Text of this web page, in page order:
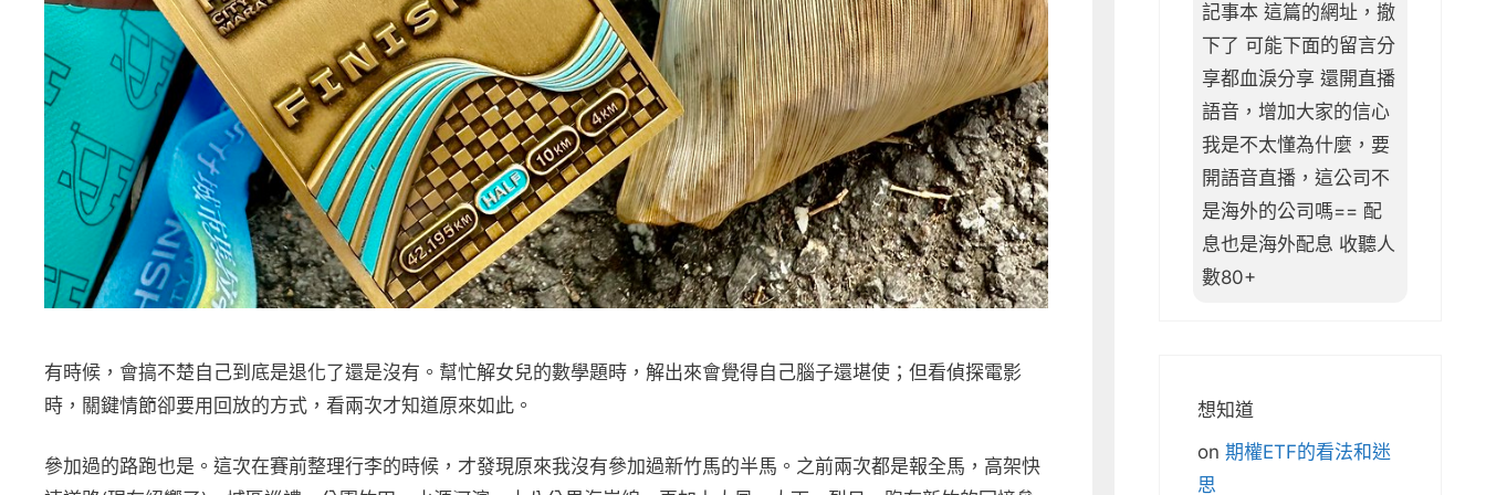
有時候，會搞不楚自己到底是退化了還是沒有。幫忙解女兒的數學題時，解出來會覺得自己腦子還堪使；但看偵探電影
時，關鍵情節卻要用回放的方式，看兩次才知道原來如此。
參加過的路跑也是。這次在賽前整理行李的時候，才發現原來我沒有參加過新竹馬的半馬。之前兩次都是報全馬，高架快
記事本 這篇的網址，撤
下了 可能下面的留言分
享都血淚分享 還開直播
語音，增加大家的信心
我是不太懂為什麼，要
開語音直播，這公司不
是海外的公司嗎== 配
息也是海外配息 收聽人
數80+
想知道
on 期權ETF的看法和迷
思